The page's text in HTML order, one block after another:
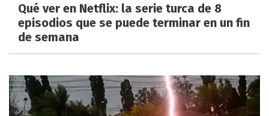
Qué ver en Netflix: la serie turca de 8
episodios que se puede terminar en un fin
de semana